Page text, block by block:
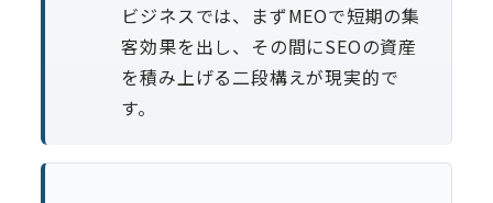
ビジネスでは、まずMEOで短期の集
客効果を出し、その間にSEOの資産
を積み上げる二段構えが現実的で
す。